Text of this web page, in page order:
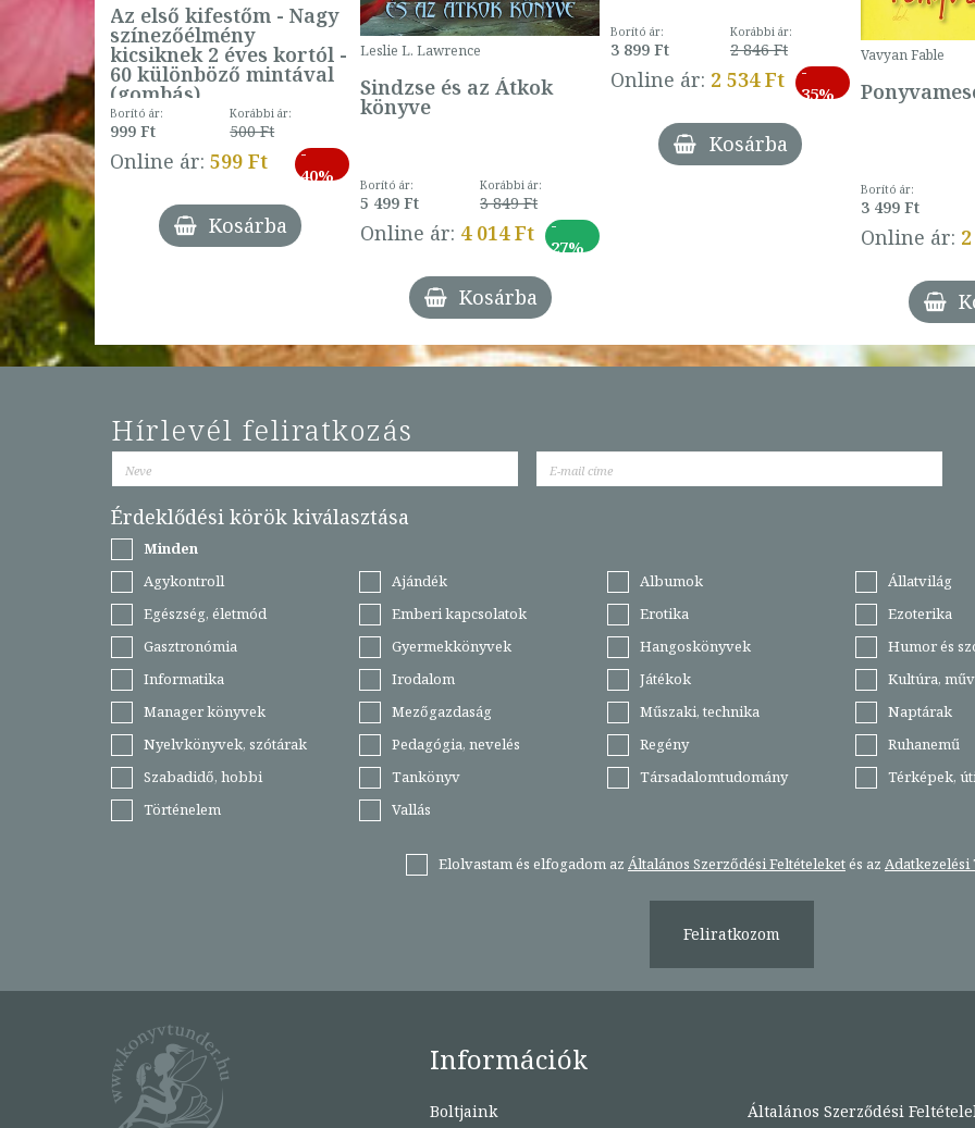
ár:
Ft
Ft
-
27%
Az első kifestőm - Nagy
színezőélmény
kicsiknek 2 éves kortól -
60 különböző mintával
(gombás)
Borító ár:
999 Ft
Korábbi ár:
500 Ft
Online ár: 599 Ft
-
40%
Kosárba
Leslie L. Lawrence
Sindzse és az Átkok
könyve
Borító ár:
5 499 Ft
Korábbi ár:
3 849 Ft
Online ár: 4 014 Ft
-
27%
Kosárba
Borító ár:
3 899 Ft
Korábbi ár:
2 846 Ft
Online ár: 2 534 Ft
-
35%
Kosárba
Vavyan Fable
Borító ár:
3 499 Ft
Online ár:
Hírlevél feliratkozás
Érdeklődési körök kiválasztása
Minden
Agykontroll
Ajándék Albumok Állatvilág
Egészség, életmód
Emberi kapcsolatok Erotika Ezoterika
Gasztronómia
Gyermekkönyvek Hangoskönyvek Humor és
Informatika
Irodalom Játékok Kultúra,
Manager könyvek
Mezőgazdaság Műszaki, technika Naptárak
Nyelvkönyvek, szótárak
Pedagógia, nevelés Regény Ruhanemű
Szabadidő, hobbi
Tankönyv Társadalomtudomány Térképek,
Történelem
Vallás
Elolvastam és elfogadom az Általános Szerződési Feltételeketés az
Feliratkozom
Információk
Boltjaink Általános Szerződési